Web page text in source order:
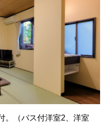
。（バス付洋室2、洋室